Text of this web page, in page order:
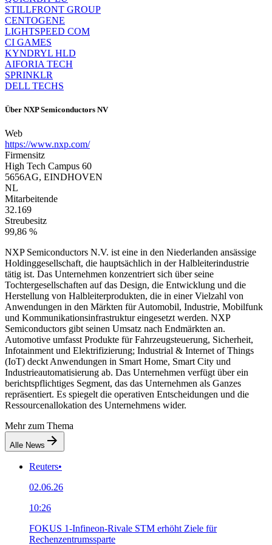
STILLFRONT GROUP
CENTOGENE
LIGHTSPEED COM
CI GAMES
KYNDRYL HLD
AIFORIA TECH
SPRINKLR
DELL TECHS
Über NXP Semiconductors NV
Web
https://www.nxp.com/
Firmensitz
High Tech Campus 60
5656AG, EINDHOVEN
NL
Mitarbeitende
32.169
Streubesitz
99,86 %
NXP Semiconductors N.V. ist eine in den Niederlanden ansässige
Holdinggesellschaft, die hauptsächlich in der Halbleiterindustrie
tätig ist. Das Unternehmen konzentriert sich über seine
Tochtergesellschaften auf das Design, die Entwicklung und die
Herstellung von Halbleiterprodukten, die in einer Vielzahl von
Anwendungen in den Märkten für Automobil, Industrie, Mobilfunk
und Kommunikationsinfrastruktur eingesetzt werden. NXP
Semiconductors gibt seinen Umsatz nach Endmärkten an.
Automotive umfasst Produkte für Fahrzeugsteuerung, Sicherheit,
Infotainment und Elektrifizierung; Industrial & Internet of Things
(IoT) deckt Anwendungen in Smart Home, Smart City und
Industrieautomatisierung ab. Das Unternehmen verfügt über ein
berichtspflichtiges Segment, das das Unternehmen als Ganzes
repräsentiert. Es spiegelt die operativen Entscheidungen und die
Ressourcenallokation des Unternehmens wider.
Mehr zum Thema
Alle News
Reuters•
02.06.26
10:26
FOKUS 1-Infineon-Rivale STM erhöht Ziele für
Rechenzentrumssparte